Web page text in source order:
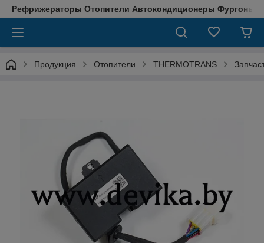
Рефрижераторы Отопители Автокондиционеры Фургоны
Продукция Отопители THERMOTRANS